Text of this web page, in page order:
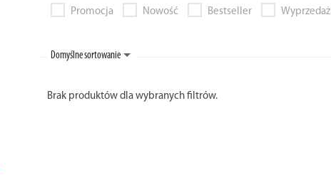
Promocja Nowość Bestseller Wyprzedaż
Domyślne sortowanie
Brak produktów dla wybranych filtrów.